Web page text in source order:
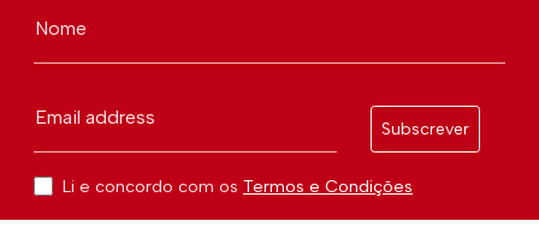
Nome
Email address
Subscrever
Li e concordo com os Termos e Condições